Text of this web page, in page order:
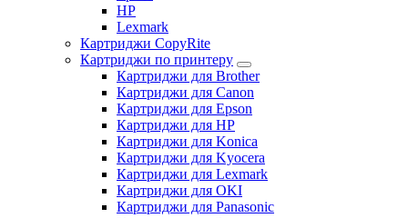
HP
Lexmark
Картриджи CopyRite
Картриджи по принтеру
Картриджи для Brother
Картриджи для Canon
Картриджи для Epson
Картриджи для HP
Картриджи для Konica
Картриджи для Kyocera
Картриджи для Lexmark
Картриджи для OKI
Картриджи для Panasonic